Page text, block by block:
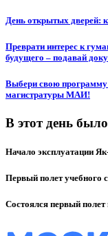
День открытых дверей:
Преврати интерес к
будущего – подавай
Выбери свою программу
магистратуры МАИ!
В этот день было
Начало эксплуатации
Первый полет учебного
Состоялся первый полет